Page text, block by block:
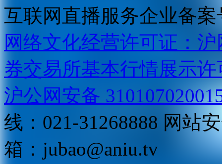
互联网直播服务企业备案
网络文化经营许可证：
券交易所基本行情展示许
沪公网安备
线：021-31268888 网站
箱： jubao@aniu.tv